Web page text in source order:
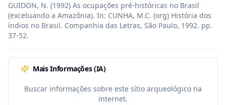
GUIDON, N. (1992) As ocupações pré-históricas no Brasil
(excetuando a Amazônia). In: CUNHA, M.C. (org) História dos
índios no Brasil. Companhia das Letras, São Paulo, 1992. pp.
37-52.
Mais Informações (IA)
Buscar informações sobre este sítio arqueológico na
internet.